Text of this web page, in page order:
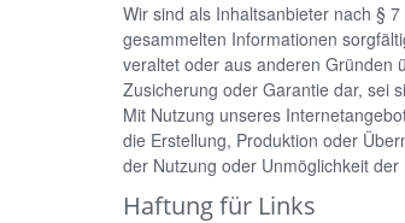
Wir sind als Inhaltsanbieter nach §
gesammelten Informationen
veraltet oder aus anderen Gründen
Zusicherung oder Garantie dar, sei
Mit Nutzung unseres
die Erstellung, Produktion oder
der Nutzung oder Unmöglichkeit
Haftung für Links